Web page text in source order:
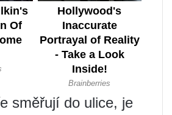
směřují do ulice, je